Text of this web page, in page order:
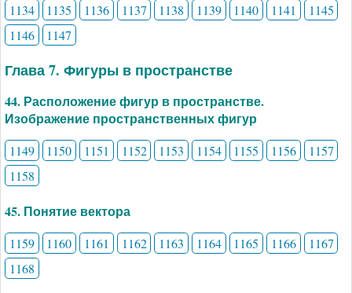
1134 1135 1136 1137 1138 1139 1140 1141
1145
1146
1147
Глава 7. Фигуры в пространстве
44. Расположение фигур в пространстве.
Изображение пространственных фигур
1149 1150 1151 1152 1153 1154 1155 1156
1157
1158
45. Понятие вектора
1159 1160 1161 1162 1163 1164 1165 1166
1167
1168